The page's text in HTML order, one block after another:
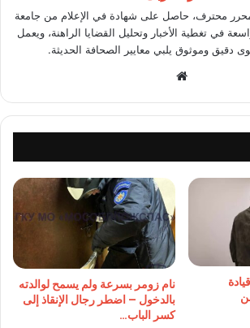
محترف، حاصل على شهادة في الإعلام من جامعة
في تغطية الأخبار وتحليل القضايا الراهنة، ويعمل
دقيق وموثوق يلبي معايير الصحافة الحديثة.
نام زومر بسرعة ولم يسمح لوالدته
بالدخول – اضطر رجال الإنقاذ إلى
كسر الباب…